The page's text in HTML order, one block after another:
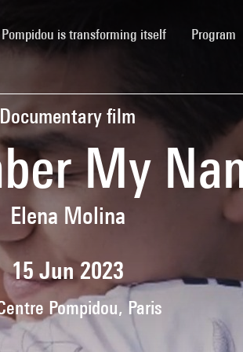
Pompidou is transforming itself(current)Program
Documentary film
My
Elena Molina
15 Jun 2023
Pompidou, Paris